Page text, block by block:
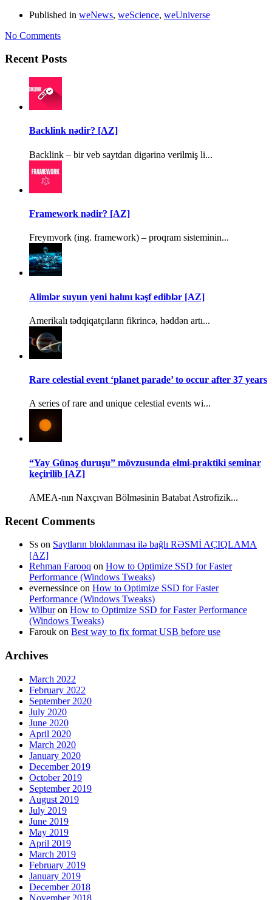
Published in weNews, weScience, weUniverse
No Comments
Recent Posts
Backlink nədir? [AZ]
Backlink – bir veb saytdan digərinə verilmiş li...
Framework nədir? [AZ]
Freymvork (ing. framework) – proqram sisteminin...
Alimlər suyun yeni halını kəşf ediblər [AZ]
Amerikalı tədqiqatçıların fikrincə, həddən artı...
Rare celestial event ‘planet parade’ to occur after 37 years
A series of rare and unique celestial events wi...
“Yay Günəş duruşu” mövzusunda elmi-praktiki seminar
keçirilib [AZ]
AMEA-nın Naxçıvan Bölməsinin Batabat Astrofizik...
Recent Comments
Ss on Saytların bloklanması ilə bağlı RƏSMİ AÇIQLAMA
[AZ]
Rehman Farooq on How to Optimize SSD for Faster
Performance (Windows Tweaks)
evernessince on How to Optimize SSD for Faster
Performance (Windows Tweaks)
Wilburon How to Optimize SSD for Faster Performance
(Windows Tweaks)
Farouk on Best way to fix format USB before use
Archives
March 2022
February 2022
September 2020
July 2020
June 2020
April 2020
March 2020
January 2020
December 2019
October 2019
September 2019
August 2019
July 2019
June 2019
May 2019
April 2019
March 2019
February 2019
January 2019
December 2018
November 2018